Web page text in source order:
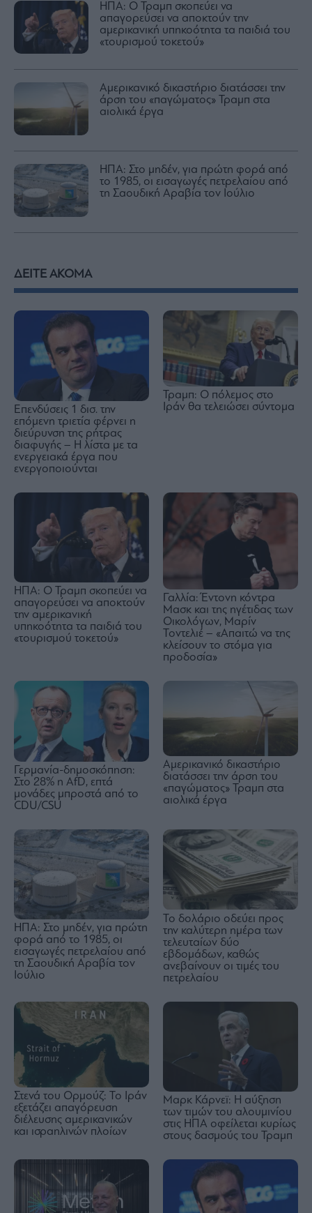
ΗΠΑ: Ο Τραμπ σκοπεύει να
απαγορεύσει να αποκτούν την
αμερικανική υπηκοότητα τα παιδιά του
«τουρισμού τοκετού»
Αμερικανικό δικαστήριο διατάσσει την
άρση του «παγώματος» Τραμπ στα
αιολικά έργα
ΗΠΑ: Στο μηδέν, για πρώτη φορά από
το 1985, οι εισαγωγές πετρελαίου από
τη Σαουδική Αραβία τον Ιούλιο
ΔΕΙΤΕ ΑΚΟΜΑ
Επενδύσεις 1 δισ. την
επόμενη τριετία φέρνει η
διεύρυνση της ρήτρας
διαφυγής – Η λίστα με τα
ενεργειακά έργα που
ενεργοποιούνται
Τραμπ: Ο πόλεμος στο
Ιράν θα τελειώσει σύντομα
ΗΠΑ: Ο Τραμπ σκοπεύει να
απαγορεύσει να αποκτούν
την αμερικανική
υπηκοότητα τα παιδιά του
«τουρισμού τοκετού»
Γαλλία: Έντονη κόντρα
Μασκ και της ηγέτιδας των
Οικολόγων, Μαρίν
Τοντελιέ – «Απαιτώ να της
κλείσουν το στόμα για
προδοσία»
Γερμανία-δημοσκόπηση:
Στο 28% η AfD, επτά
μονάδες μπροστά από το
CDU/CSU
Αμερικανικό δικαστήριο
διατάσσει την άρση του
«παγώματος» Τραμπ στα
αιολικά έργα
ΗΠΑ: Στο μηδέν, για πρώτη
φορά από το 1985, οι
εισαγωγές πετρελαίου από
τη Σαουδική Αραβία τον
Ιούλιο
Το δολάριο οδεύει προς
την καλύτερη ημέρα των
τελευταίων δύο
εβδομάδων, καθώς
ανεβαίνουν οι τιμές του
πετρελαίου
Στενά του Ορμούζ: Το Ιράν
εξετάζει απαγόρευση
διέλευσης αμερικανικών
και ισραηλινών πλοίων
Μαρκ Κάρνεϊ: Η αύξηση
των τιμών του αλουμινίου
στις ΗΠΑ οφείλεται κυρίως
στους δασμούς του Τραμπ